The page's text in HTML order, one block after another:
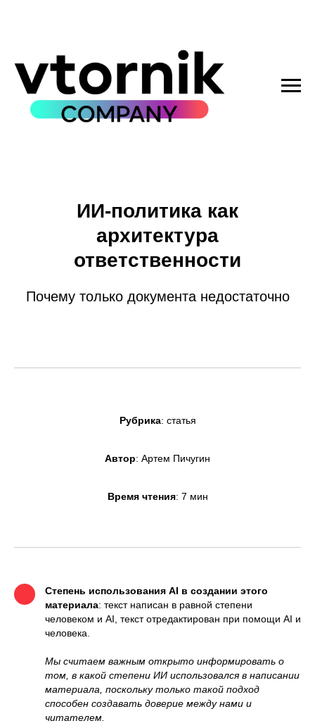
ИИ-политика как
архитектура
ответственности
Почему только документа недостаточно
Рубрика: статья
Автор: Артем Пичугин
Время чтения: 7 мин
Степень использования AI в создании этого
материала: текст написан в равной степени
человеком и AI, текст отредактирован при помощи AI и
человека.
Мы считаем важным открыто информировать о
том, в какой степени ИИ использовался в написании
материала, поскольку только такой подход
способен создавать доверие между нами и
читателем.